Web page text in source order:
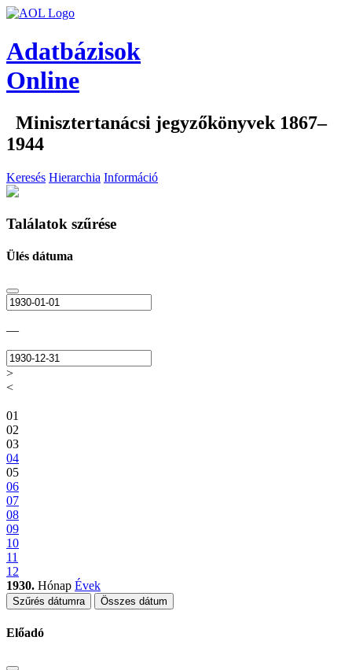
Adatbázisok
Online
Minisztertanácsi jegyzőkönyvek 1867–
1944
Keresés Hierarchia Információ
Találatok szűrése
Ülés dátuma
—
>
<
01
02
03
04
05
06
07
08
09
10
11
12
1930. Hónap Évek
Szűrés dátumra Összes dátum
Előadó